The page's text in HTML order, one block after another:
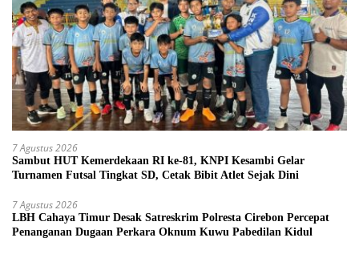
7 Agustus 2026
Sambut HUT Kemerdekaan RI ke-81, KNPI Kesambi Gelar
Turnamen Futsal Tingkat SD, Cetak Bibit Atlet Sejak Dini
7 Agustus 2026
LBH Cahaya Timur Desak Satreskrim Polresta Cirebon Percepat
Penanganan Dugaan Perkara Oknum Kuwu Pabedilan Kidul